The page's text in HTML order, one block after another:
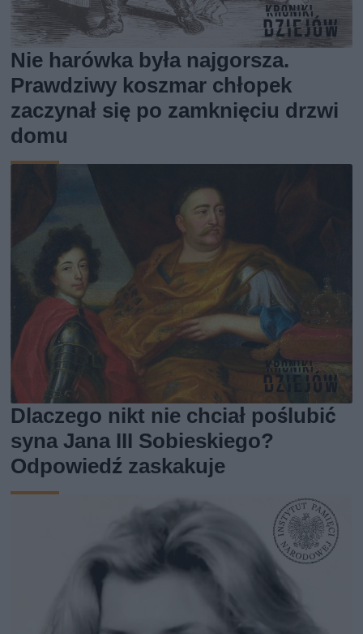
Nie harówka była najgorsza.
Prawdziwy koszmar chłopek
zaczynał się po zamknięciu drzwi
domu
Dlaczego nikt nie chciał poślubić
syna Jana III Sobieskiego?
Odpowiedź zaskakuje